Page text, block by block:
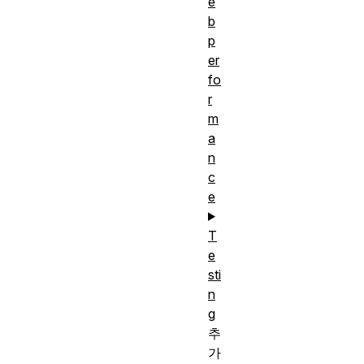
b
p
er
fo
r
m
a
n
c
e
T
e
sti
n
g
추
가